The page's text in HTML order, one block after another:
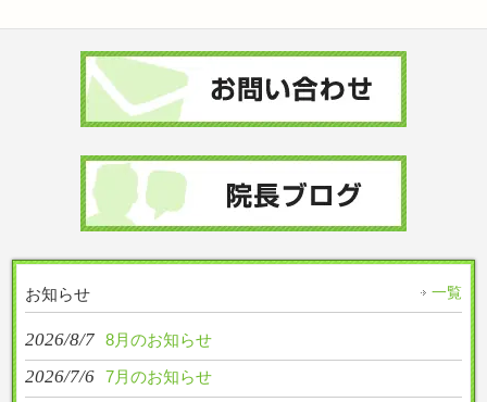
お知らせ 一覧
2026/8/7 8月のお知らせ
2026/7/6 7月のお知らせ